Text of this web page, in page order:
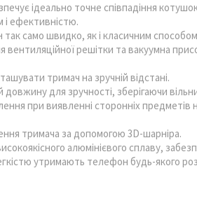
ідеально точне співпадіння
ефективністю.
само швидко, як і класичним
вентиляційної решітки та вакуумна
тримач на зручній відстані.
довжину для зручності, зберігаючи
при виявленні сторонніх предметів
тримача за допомогою 3D-шарніра.
алюмінієвого сплаву,
утримають телефон будь-якого